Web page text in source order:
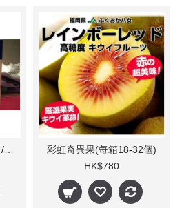
彩虹奇異果(每箱18-32個)
HK$780